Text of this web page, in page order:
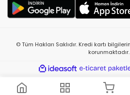
Chanel Bleu De Edp Erkek Parfüm 100 Ml
10.610,00 TL
© Tüm Hakları Saklıdır. Kredi kartı
korunmaktadır.
ideasoft